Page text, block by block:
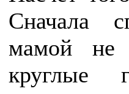
Сначала
мамой не